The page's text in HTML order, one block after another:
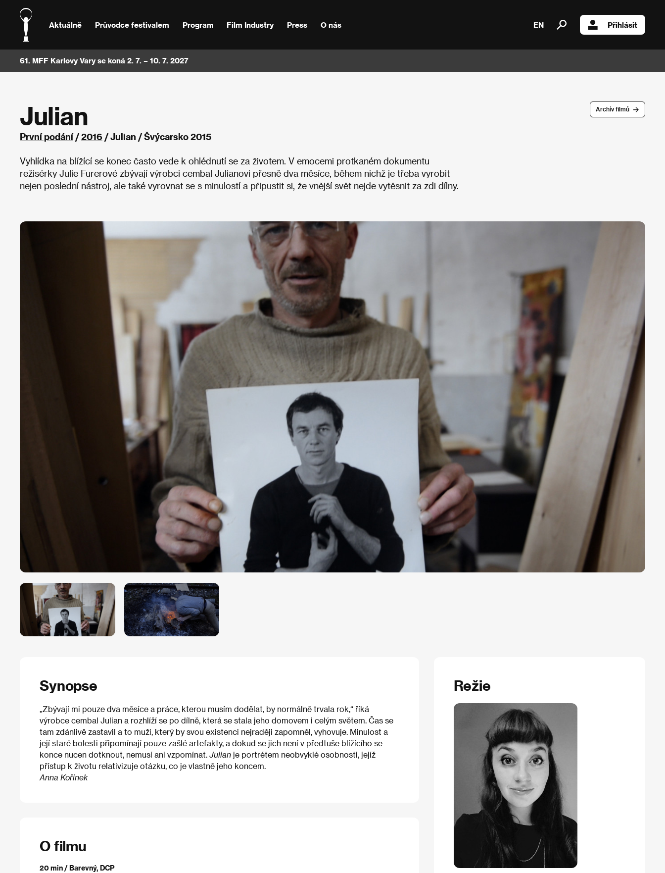
Aktuálně Průvodce festivalem Program Film Industry Press O nás EN Přihlásit
61. MFF Karlovy Vary se koná 2. 7. – 10. 7. 2027
Archív filmů
Julian
První podání/2016 / Julian / Švýcarsko 2015
Vyhlídka na blížící se konec často vede k ohlédnutí se za životem. V emocemi protkaném dokumentu
režisérky Julie Furerové zbývají výrobci cembal Julianovi přesně dva měsíce, během nichž je třeba vyrobit
nejen poslední nástroj, ale také vyrovnat se s minulostí a připustit si, že vnější svět nejde vytěsnit za zdi dílny.
Synopse
„Zbývají mi pouze dva měsíce a práce, kterou musím dodělat, by normálně trvala rok,“ říká
výrobce cembal Julian a rozhlíží se po dílně, která se stala jeho domovem i celým světem. Čas se
tam zdánlivě zastavil a to muži, který by svou existenci nejraději zapomněl, vyhovuje. Minulost a
její staré bolesti připomínají pouze zašlé artefakty, a dokud se jich není v předtuše blížícího se
konce nucen dotknout, nemusí ani vzpomínat. Julian je portrétem neobvyklé osobnosti, jejíž
přístup k životu relativizuje otázku, co je vlastně jeho koncem.
Anna Kořínek
O filmu
20 min / Barevný, DCP
Režie